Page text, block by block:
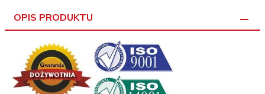
OPIS PRODUKTU